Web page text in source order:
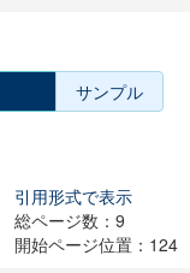
サンプル
引用形式で表示
総ページ数：9
開始ページ位置：124